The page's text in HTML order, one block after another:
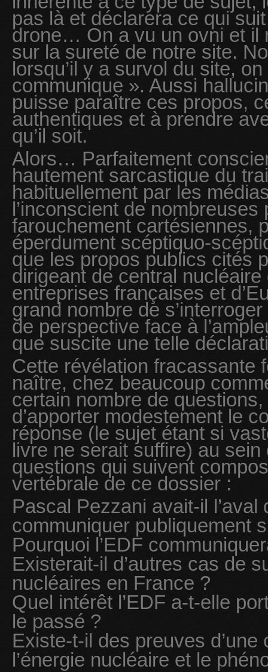
pas là et déclarera ce qui
drone… On a vu un ovni et il
sur la sureté de notre site.
lorsqu’il y a survol du site,
communique ». Aussi
puisse paraître ces propos,
authentiques et à prendre
qu’il soit.
Alors… Parfaitement
hautement sarcastique du
habituellement par les
l’inconscient de
farouchement cartésiennes,
éperdument scéptiquo-
que les propos publics cités
dirigeant de central nucléaire
entreprises françaises et
grand nombre de
de perspective face à
que suscite une telle
Cette révélation fracassante
naître, chez beaucoup
certain nombre de
d’apporter modestement le
réponse (le sujet étant si
livre ne serait suffire) au
questions qui suivent
vertébrale de ce dossier :
Pascal Pezzani avait-il
communiquer publiquement
Pourquoi l’EDF
Existerait-il d’autres cas de
nucléaires en France ?
Quel intérêt l’EDF a-t-elle
le passé ?
Existe-t-il des preuves d’une
l’énergie nucléaire et le